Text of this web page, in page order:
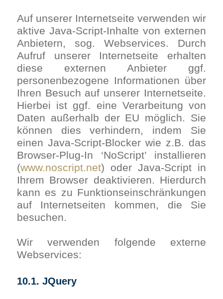
Auf unserer Internetseite verwenden wir
aktive Java-Script-Inhalte von externen
Anbietern, sog. Webservices. Durch
Aufruf unserer Internetseite erhalten
diese externen Anbieter ggf.
personenbezogene Informationen über
Ihren Besuch auf unserer Internetseite.
Hierbei ist ggf. eine Verarbeitung von
Daten außerhalb der EU möglich. Sie
können dies verhindern, indem Sie
einen Java-Script-Blocker wie z.B. das
Browser-Plug-In ‘NoScript’ installieren
(www.noscript.net) oder Java-Script in
Ihrem Browser deaktivieren. Hierdurch
kann es zu Funktionseinschränkungen
auf Internetseiten kommen, die Sie
besuchen.
Wir verwenden folgende externe
Webservices:
10.1. JQuery